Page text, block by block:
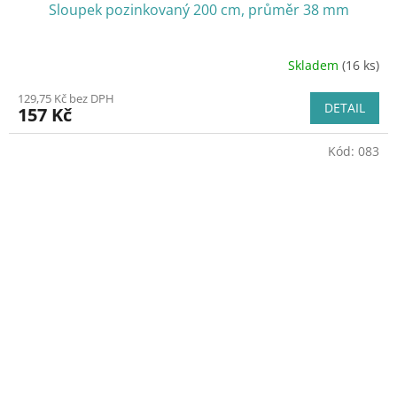
Sloupek pozinkovaný 200 cm, průměr 38 mm
Skladem (16 ks)
129,75 Kč bez DPH
157 Kč DETAIL
Kód: 083